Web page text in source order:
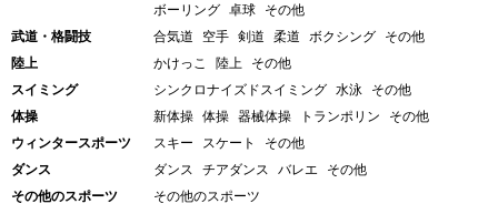
ボーリング 卓球
その他
武道・格闘技
合気道 空手 剣道 柔道 ボクシング
その他
陸上
かけっこ 陸上
その他
スイミング
シンクロナイズドスイミング 水泳
その他
体操
新体操 体操 器械体操 トランポリン
その他
ウィンタースポーツ
スキー スケート
その他
ダンス
ダンス チアダンス バレエ
その他
その他のスポーツ
その他のスポーツ